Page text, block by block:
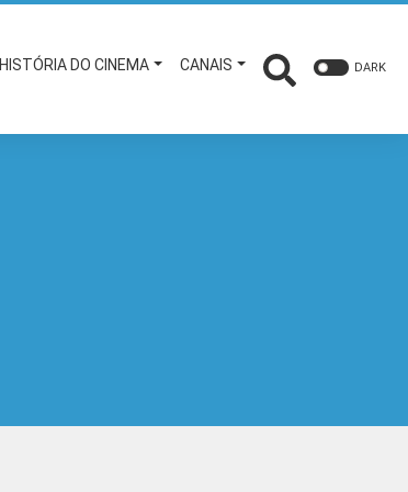
HISTÓRIA DO CINEMA CANAIS DARK